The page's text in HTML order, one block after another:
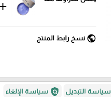
add
public نسخ رابط المنتج
سياسة التبديل policy سياسة الإلغاء